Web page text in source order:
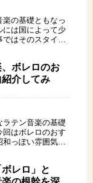
の基礎ともなっ
には国によって少
はそのスタイル
ボレロのお
介してみ
ラテン音楽の基礎
回はボレロのおす
っぽい雰囲気が
レロ」と